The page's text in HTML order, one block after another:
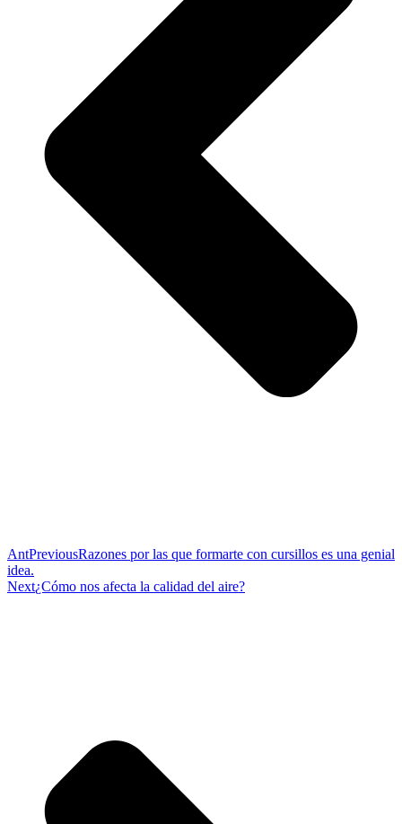
AntPreviousRazones por las que formarte con cursillos es una genial
idea.
Next¿Cómo nos afecta la calidad del aire?